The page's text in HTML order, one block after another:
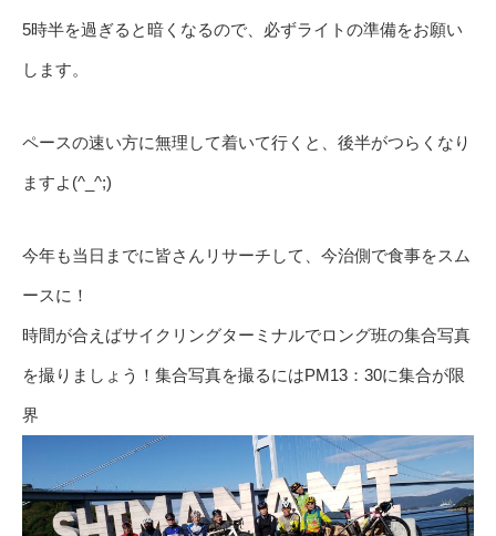
5時半を過ぎると暗くなるので、必ずライトの準備をお願い
します。
ペースの速い方に無理して着いて行くと、後半がつらくなり
ますよ(^_^;)
今年も当日までに皆さんリサーチして、今治側で食事をスム
ースに！
時間が合えばサイクリングターミナルでロング班の集合写真
を撮りましょう！集合写真を撮るにはPM13：30に集合が限
界